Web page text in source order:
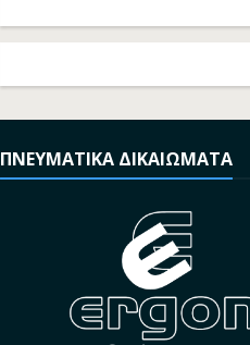
ΠΝΕΥΜΑΤΙΚΑ ΔΙΚΑΙΩΜΑΤΑ